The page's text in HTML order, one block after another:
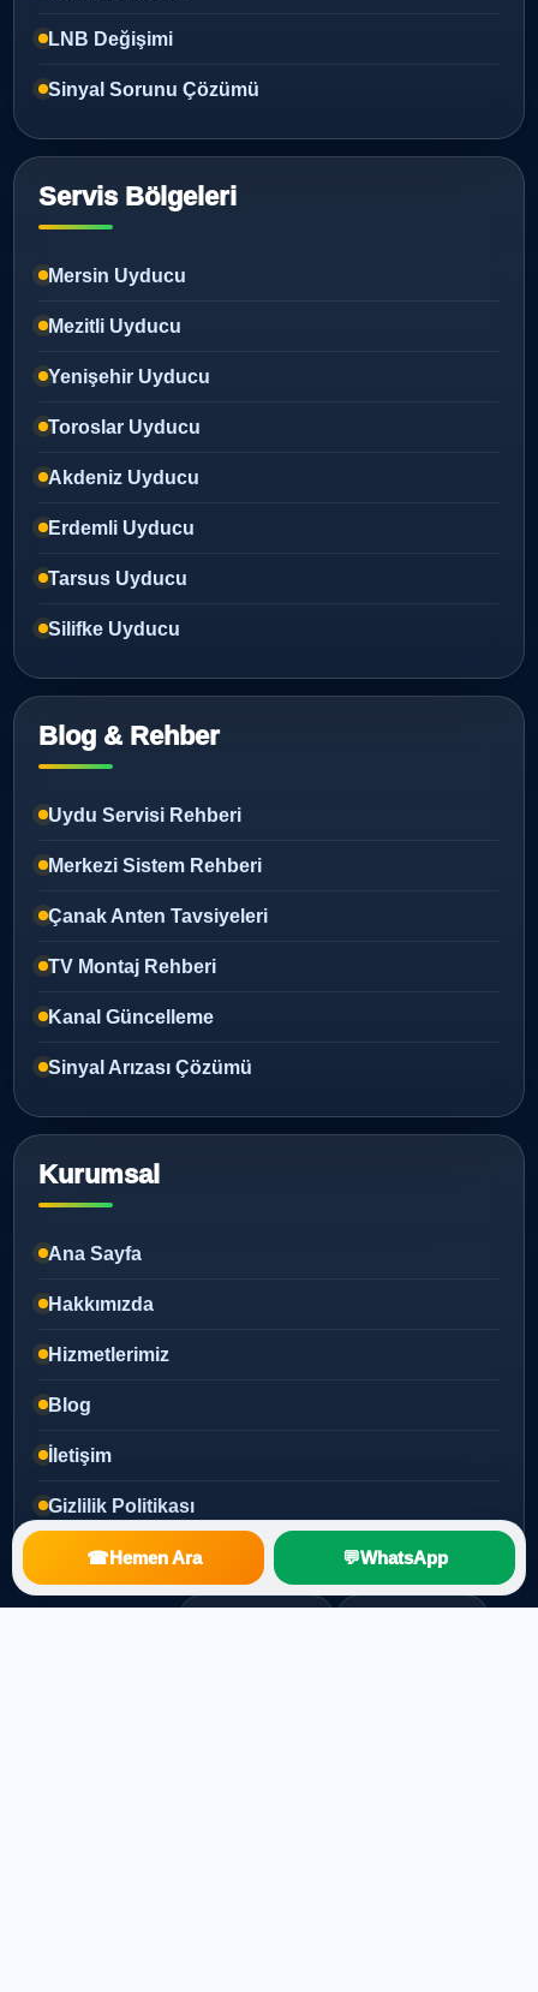
LNB Değişimi
Sinyal Sorunu Çözümü
Servis Bölgeleri
Mersin Uyducu
Mezitli Uyducu
Yenişehir Uyducu
Toroslar Uyducu
Akdeniz Uyducu
Erdemli Uyducu
Tarsus Uyducu
Silifke Uyducu
Blog & Rehber
Uydu Servisi Rehberi
Merkezi Sistem Rehberi
Çanak Anten Tavsiyeleri
TV Montaj Rehberi
Kanal Güncelleme
Sinyal Arızası Çözümü
Kurumsal
Ana Sayfa
Hakkımızda
Hizmetlerimiz
Blog
İletişim
Gizlilik Politikası
☎Hemen Ara 💬WhatsApp